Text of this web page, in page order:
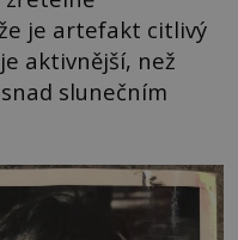
je artefakt citlivý
aktivnější, než
slunečním